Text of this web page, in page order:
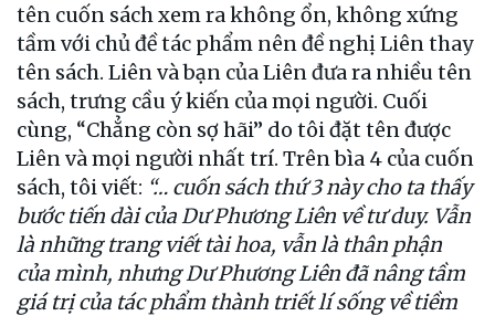
tên cuốn sách xem ra không ổn, không xứng
tầm với chủ đề tác phẩm nên đề nghị Liên thay
tên sách. Liên và bạn của Liên đưa ra nhiều tên
sách, trưng cầu ý kiến của mọi người. Cuối
cùng, “Chẳng còn sợ hãi” do tôi đặt tên được
Liên và mọi người nhất trí. Trên bìa 4 của cuốn
sách, tôi viết: “… cuốn sách thứ 3 này cho ta thấy
bước tiến dài của Dư Phương Liên về tư duy. Vẫn
là những trang viết tài hoa, vẫn là thân phận
của mình, nhưng Dư Phương Liên đã nâng tầm
giá trị của tác phẩm thành triết lí sống về tiềm